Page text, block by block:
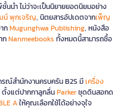
นำ ไม่ว่าจะเป็นนิยายยอดนิยมอย่าง
น์ พุกเจริญ, นิตยสารอัปเดตจากเพ็ญ
กMugunghwa Publishing, หนังสือ
กNanmeebooks ทั้งหมดนี้สามารถซื้อ
ณ์สำนักงานครบครัน B2S มีเครื่อง
ตั้งแต่ปากกาลูกลื่นParkerชุดดินสอกด
Aให้คุณเลือกใช้ได้อย่างจุใจ